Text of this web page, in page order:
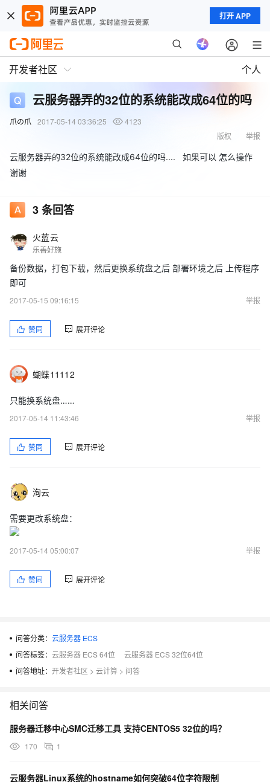
打开 APP
开发者社区 个人
云服务器弄的32位的系统能改成64位的吗
爪の爪 2017-05-14 03:36:25
4123
举报
版权
云服务器弄的32位的系统能改成64位的吗.... 如果可以 怎么操作
谢谢
3条回答
火蓝云
乐善好施
备份数据，打包下载，然后更换系统盘之后 部署环境之后 上传程序
即可
2017-05-15 09:16:15
举报
赞同 展开评论
蝴蝶11112
只能换系统盘……
2017-05-14 11:43:46
举报
赞同 展开评论
洵云
需要更改系统盘：
2017-05-14 05:00:07 举报
赞同 展开评论
问答分类： 云服务器 ECS
问答标签： 云服务器 ECS 64位
云服务器 ECS 32位64位
问答地址： 开发者社区 > 云计算 > 问答
相关问答
服务器迁移中心SMC迁移工具 支持CENTOS5 32位的吗？
170 1
云服务器Linux系统的hostname如何突破64位字符限制